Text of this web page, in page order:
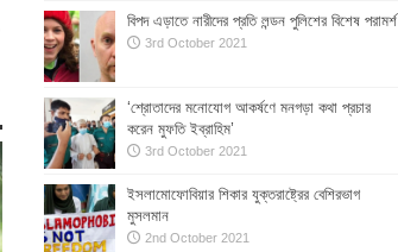
বিপদ এড়াতে নারীদের প্রতি লন্ডন পুলিশের বিশেষ পরামর্শ
3rd October 2021
‘শ্রোতাদের মনোযোগ আকর্ষণে মনগড়া কথা প্রচার
করেন মুফতি ইব্রাহিম’
3rd October 2021
ইসলামোফোবিয়ার শিকার যুক্তরাষ্ট্রের বেশিরভাগ
মুসলমান
2nd October 2021